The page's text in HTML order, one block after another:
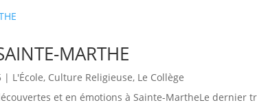
MARTHE
| L'École, Culture Religieuse, Le Collège
et en émotions à Sainte-MartheLe